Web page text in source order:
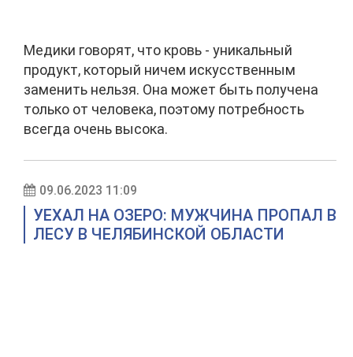
Медики говорят, что кровь - уникальный
продукт, который ничем искусственным
заменить нельзя. Она может быть получена
только от человека, поэтому потребность
всегда очень высока.
09.06.2023 11:09
УЕХАЛ НА ОЗЕРО: МУЖЧИНА ПРОПАЛ В
ЛЕСУ В ЧЕЛЯБИНСКОЙ ОБЛАСТИ